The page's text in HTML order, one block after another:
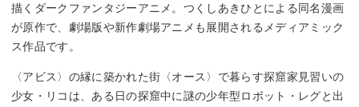
描くダークファンタジーアニメ。つくしあきひとによる同名漫画
が原作で、劇場版や新作劇場アニメも展開されるメディアミック
ス作品です。
〈アビス〉の縁に築かれた街〈オース〉で暮らす探窟家見習いの
少女・リコは、ある日の探窟中に謎の少年型ロボット・レグと出